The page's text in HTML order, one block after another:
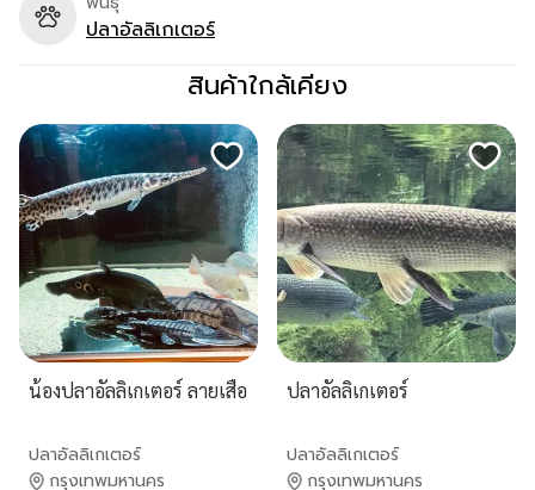
ปลาอัลลิเกเตอร์
สินค้าใกล้เคียง
น้องปลาอัลลิเกเตอร์ ลายเสือ
ปลาอัลลิเกเตอร์
กรุงเทพมหานคร
ปลาอัลลิเกเตอร์
ปลาอัลลิเกเตอร์
กรุงเทพมหานคร